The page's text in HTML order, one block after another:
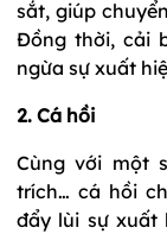
sắt, giúp
Đồng thời, cải
ngừa sự xuất
2. Cá hồi
Cùng với một
trích… cá hồi
đẩy lùi sự xuất